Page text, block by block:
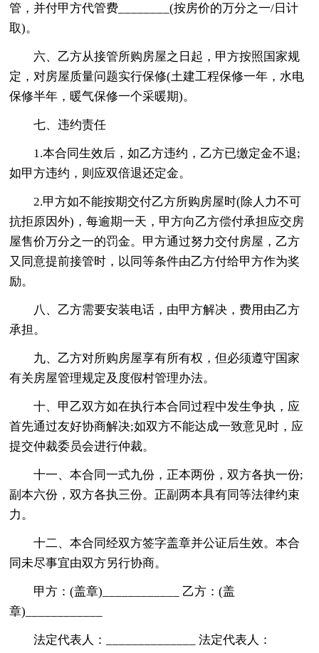
管，并付甲方代管费________(按房价的万分之一/日计
取)。
六、乙方从接管所购房屋之日起，甲方按照国家规
定，对房屋质量问题实行保修(土建工程保修一年，水电
保修半年，暖气保修一个采暖期)。
七、违约责任
1.本合同生效后，如乙方违约，乙方已缴定金不退;
如甲方违约，则应双倍退还定金。
2.甲方如不能按期交付乙方所购房屋时(除人力不可
抗拒原因外)，每逾期一天，甲方向乙方偿付承担应交房
屋售价万分之一的罚金。甲方通过努力交付房屋，乙方
又同意提前接管时，以同等条件由乙方付给甲方作为奖
励。
八、乙方需要安装电话，由甲方解决，费用由乙方
承担。
九、乙方对所购房屋享有所有权，但必须遵守国家
有关房屋管理规定及度假村管理办法。
十、甲乙双方如在执行本合同过程中发生争执，应
首先通过友好协商解决;如双方不能达成一致意见时，应
提交仲裁委员会进行仲裁。
十一、本合同一式九份，正本两份，双方各执一份;
副本六份，双方各执三份。正副两本具有同等法律约束
力。
十二、本合同经双方签字盖章并公证后生效。本合
同未尽事宜由双方另行协商。
甲方：(盖章)____________ 乙方：(盖
章)____________
法定代表人：______________ 法定代表人：